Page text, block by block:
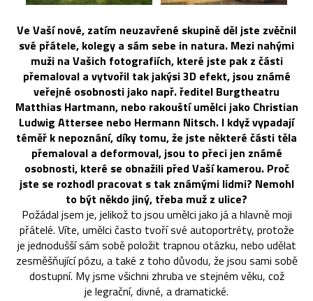
Ve Vaší nové, zatím neuzavřené skupině děl jste zvěčnil
své přátele, kolegy a sám sebe in natura. Mezi nahými
muži na Vašich fotografiích, které jste pak z části
přemaloval a vytvořil tak jakýsi 3D efekt, jsou známé
veřejné osobnosti jako např. ředitel Burgtheatru
Matthias Hartmann, nebo rakouští umělci jako Christian
Ludwig Attersee nebo Hermann Nitsch. I když vypadají
téměř k nepoznání, díky tomu, že jste některé části těla
přemaloval a deformoval, jsou to přeci jen známé
osobnosti, které se obnažili před Vaší kamerou. Proč
jste se rozhodl pracovat s tak známými lidmi? Nemohl
to být někdo jiný, třeba muž z ulice?
Požádal jsem je, jelikož to jsou umělci jako já a hlavně moji
přátelé. Víte, umělci často tvoří své autoportréty, protože
je jednodušší sám sobě položit trapnou otázku, nebo udělat
zesměšňující pózu, a také z toho důvodu, že jsou sami sobě
dostupní. My jsme všichni zhruba ve stejném věku, což
je legrační, divné, a dramatické.